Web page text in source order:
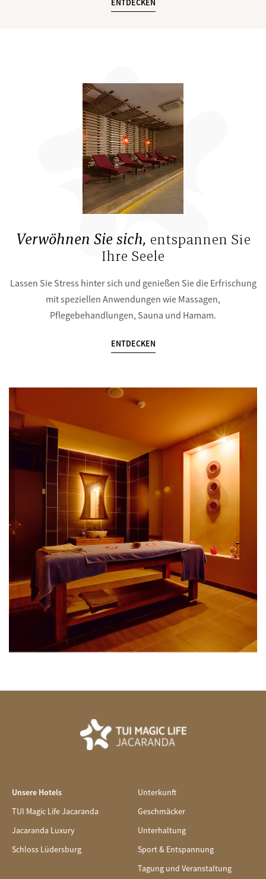
ENTDECKEN
Verwöhnen Sie sich, entspannen Sie
Ihre Seele
Lassen Sie Stress hinter sich und genießen Sie die Erfrischung
mit speziellen Anwendungen wie Massagen,
Pflegebehandlungen, Sauna und Hamam.
ENTDECKEN
Unsere Hotels
TUI Magic Life Jacaranda
Jacaranda Luxury
Schloss Lüdersburg
Unterkunft
Geschmäcker
Unterhaltung
Sport & Entspannung
Tagung und Veranstaltung